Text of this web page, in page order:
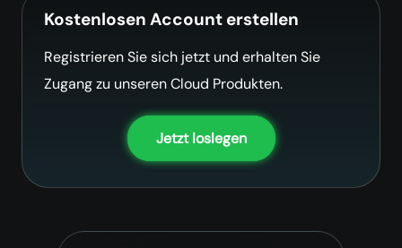
Kostenlosen Account erstellen
Registrieren Sie sich jetzt und erhalten Sie
Zugang zu unseren Cloud Produkten.
Jetzt loslegen